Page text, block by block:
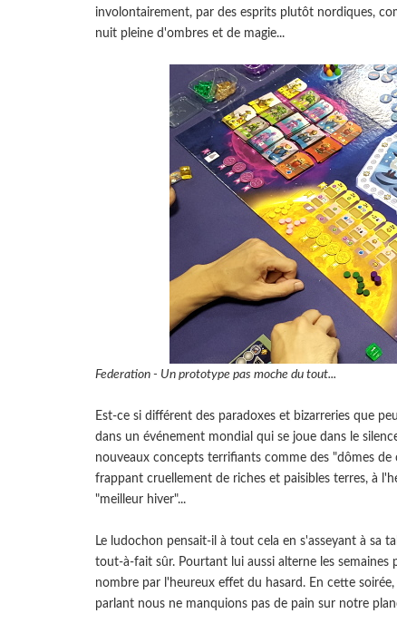
involontairement, par des esprits plutôt nordiques,
nuit pleine d'ombres et de magie...
Federation - Un prototype pas moche du tout...
Est-ce si différent des paradoxes et bizarreries que
dans un événement mondial qui se joue dans le
nouveaux concepts terrifiants comme des "dômes
frappant cruellement de riches et paisibles terres, à
"meilleur hiver"...
Le ludochon pensait-il à tout cela en s'asseyant à sa
tout-à-fait sûr. Pourtant lui aussi alterne les
nombre par l'heureux effet du hasard. En cette
parlant nous ne manquions pas de pain sur notre